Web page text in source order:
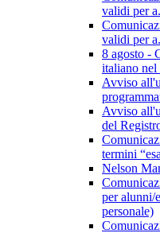
validi per
validi per
8 agosto -
italiano nel
Avviso
Avviso
del
termini
Nelson
per alunni/
personale)